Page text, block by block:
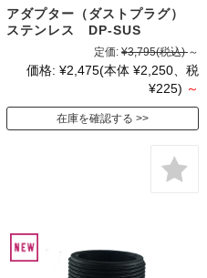
アダプター（ダストプラグ）
ステンレス DP-SUS
定価: ¥3,795(税込) ～
価格: ¥2,475(本体 ¥2,250、税
¥225) ～
在庫を確認する